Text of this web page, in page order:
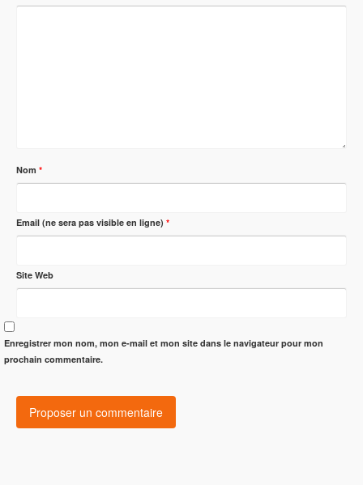
Nom *
Email (ne sera pas visible en ligne) *
Site Web
Enregistrer mon nom, mon e-mail et mon site dans le navigateur pour mon
prochain commentaire.